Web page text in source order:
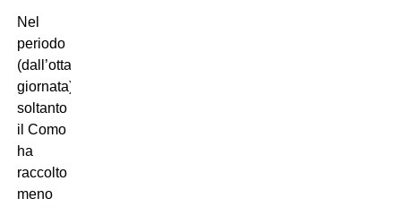
Nel
periodo
(dall’ottava
giornata),
soltanto
il Como
ha
raccolto
meno